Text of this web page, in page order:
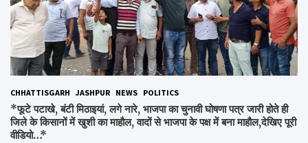
CHHATTISGARH JASHPUR NEWS POLITICS
*फूटे पटाखे, बंटी मिठाइयां, लगे नारे, भाजपा का चुनावी घोषणा पत्र जारी होते ही
जिले के किसानों में खुशी का माहौल, वादों से भाजपा के पक्ष में बना माहौल,देखिए पूरी
वीडियो…*